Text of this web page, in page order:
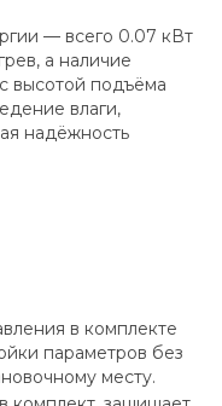
— всего 0.07 кВт
а наличие
высотой подъёма
влаги,
надёжность
в комплекте
параметров без
месту.